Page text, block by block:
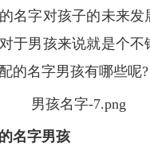
名字对孩子的未来发
于男孩来说就是个不
的名字男孩有哪些呢?
名字男孩